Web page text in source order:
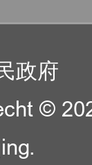
政府
©